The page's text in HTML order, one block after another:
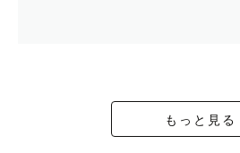
もっと見る